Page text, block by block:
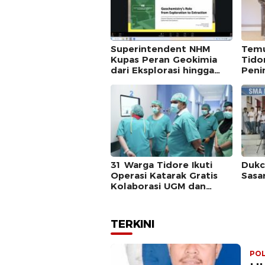
Superintendent NHM
Kupas Peran Geokimia
dari Eksplorasi hingga
MGEI-SC UNG
31 Warga Tidore Ikuti
Operasi Katarak Gratis
Kolaborasi UGM dan
TERKINI